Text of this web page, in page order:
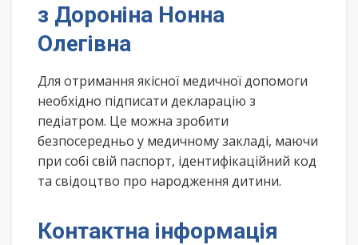
з Дороніна Нонна
Олегівна
Для отримання якісної медичної допомоги
необхідно підписати декларацію з
педіатром. Це можна зробити
безпосередньо у медичному закладі, маючи
при собі свій паспорт, ідентифікаційний код
та свідоцтво про народження дитини.
Контактна інформація